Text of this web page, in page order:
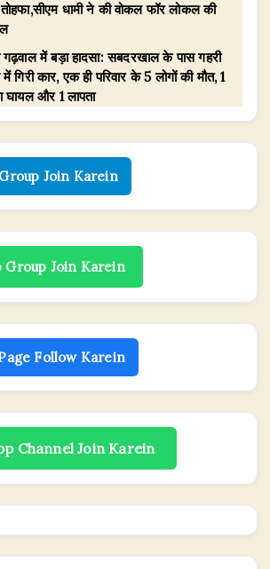
धामी ने की वोकल फॉर लोकल की
गढ़वाल में बड़ा हादसा: सबदरखाल के पास गहरी
गिरी कार, एक ही परिवार के 5 लोगों की मौत, 1
घायल और 1 लापता
Join Karein
Group Join Karein
Follow Karein
Channel Join Karein